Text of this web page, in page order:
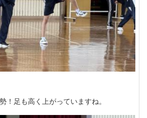
！足も高く上がっていますね。